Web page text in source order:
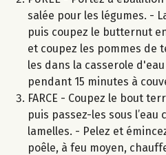
salée pour les légumes. -
puis coupez le butternut
et coupez les pommes de
les dans la casserole
pendant 15 minutes à
FARCE - Coupez le bout
puis passez-les sous
lamelles. - Pelez et
poêle, à feu moyen,